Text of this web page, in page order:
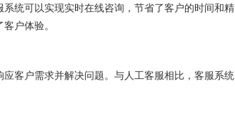
统可以实现实时在线咨询，节省了客户的时间和精
户体验。
客户需求并解决问题。与人工客服相比，客服系统